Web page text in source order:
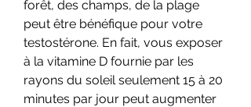
forêt, des champs, de la plage
peut être bénéfique pour votre
testostérone. En fait, vous exposer
à la vitamine D fournie par les
rayons du soleil seulement 15 à 20
minutes par jour peut augmenter